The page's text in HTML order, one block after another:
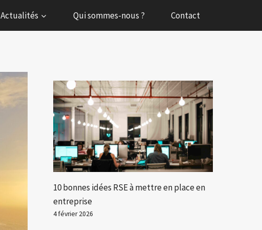
Actualités Qui sommes-nous ? Contact
10 bonnes idées RSE à mettre en place en
entreprise
4 février 2026